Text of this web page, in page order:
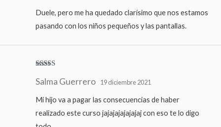
Duele, pero me ha quedado clarísimo que nos estamos
pasando con los niños pequeños y las pantallas.
con5de 5
Salma Guerrero 19 diciembre 2021
Mi hijo va a pagar las consecuencias de haber
realizado este curso jajajajajajajaj con eso te lo digo